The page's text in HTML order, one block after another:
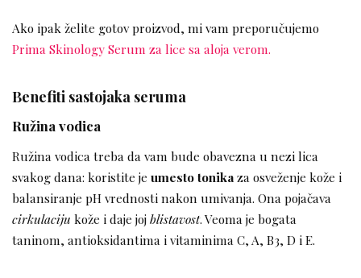
Ako ipak želite gotov proizvod, mi vam preporučujemo
Prima Skinology Serum za lice sa aloja verom.
Benefiti sastojaka seruma
Ružina vodica
Ružina vodica treba da vam bude obavezna u nezi lica
svakog dana: koristite je umesto tonikaza osveženje kože i
balansiranje pH vrednosti nakon umivanja. Ona pojačava
cirkulaciju kože i daje jojblistavost. Veoma je bogata
taninom, antioksidantima i vitaminima C, A, B3, D i E.